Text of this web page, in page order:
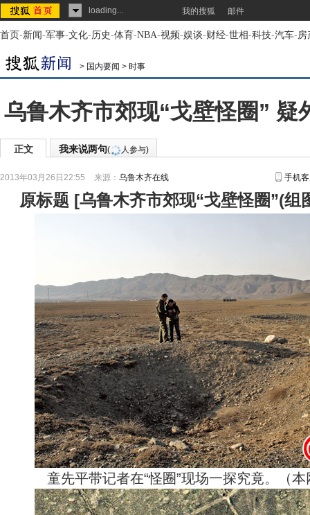
loading... 我的搜狐 邮件
首页-新闻-军事-文化-历史-体育-NBA-视频-娱谈-财经-世相-科技-汽车-房
> 国内要闻 > 时事
乌鲁木齐市郊现“戈壁怪圈” 疑
正文 我来说两句( 人参与)
2013年03月26日22:55 来源： 乌鲁木齐在线 手机
原标题 [乌鲁木齐市郊现“戈壁怪圈”(组
童先平带记者在“怪圈”现场一探究竟。（